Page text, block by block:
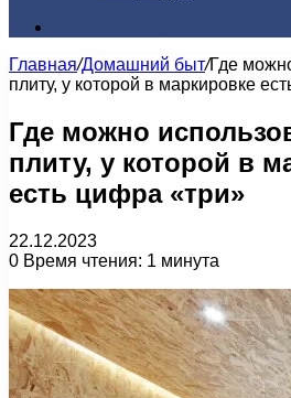
Главная/Домашний быт/Где
плиту, у которой в маркировке
Где можно
плиту, у которой в
есть цифра «три»
22.12.2023
0 Время чтения: 1 минута